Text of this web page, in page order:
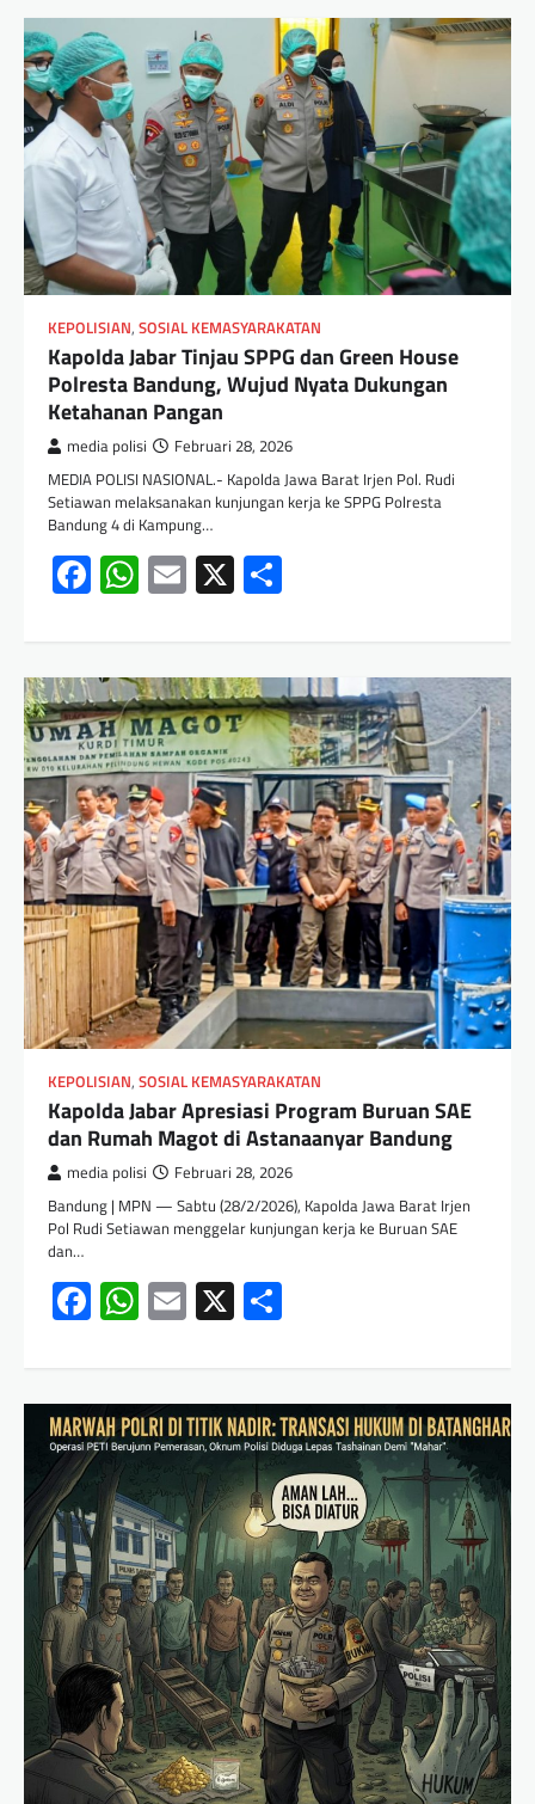
KEPOLISIAN, SOSIAL KEMASYARAKATAN
Kapolda Jabar Tinjau SPPG dan Green House
Polresta Bandung, Wujud Nyata Dukungan
Ketahanan Pangan
media polisi Februari 28, 2026
MEDIA POLISI NASIONAL.- Kapolda Jawa Barat Irjen Pol. Rudi
Setiawan melaksanakan kunjungan kerja ke SPPG Polresta
Bandung 4 di Kampung…
Facebook
WhatsApp
Email
X
KEPOLISIAN, SOSIAL KEMASYARAKATAN
Kapolda Jabar Apresiasi Program Buruan SAE
dan Rumah Magot di Astanaanyar Bandung
media polisi Februari 28, 2026
Bandung | MPN — Sabtu (28/2/2026), Kapolda Jawa Barat Irjen
Pol Rudi Setiawan menggelar kunjungan kerja ke Buruan SAE
dan…
Facebook
WhatsApp
Email
X